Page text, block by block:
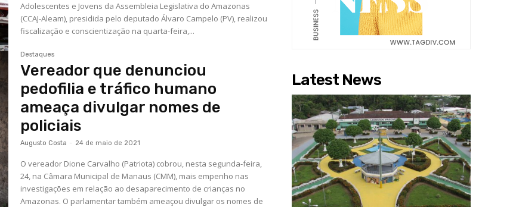
Adolescentes e Jovens da Assembleia Legislativa do Amazonas
(CCAJ-Aleam), presidida pelo deputado Álvaro Campelo (PV), realizou
fiscalização e conscientização na quarta-feira,...
Destaques
Vereador que denunciou
pedofilia e tráfico humano
ameaça divulgar nomes de
policiais
Augusto Costa - 24 de maio de 2021
O vereador Dione Carvalho (Patriota) cobrou, nesta segunda-feira,
24, na Câmara Municipal de Manaus (CMM), mais empenho nas
investigações em relação ao desaparecimento de crianças no
Amazonas. O parlamentar também ameaçou divulgar os nomes de
Latest News